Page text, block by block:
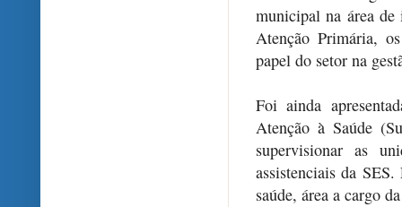
municipal na área de
Atenção Primária,
papel do setor na
Foi ainda
Atenção à Saúde
supervisionar as
assistenciais da
saúde, área a cargo